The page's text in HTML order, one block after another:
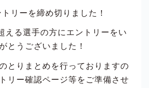
リーを締め切りました！
える選手の方にエントリーをい
とうございました！
とりまとめを行っておりますの
リー確認ページ等をご準備させ